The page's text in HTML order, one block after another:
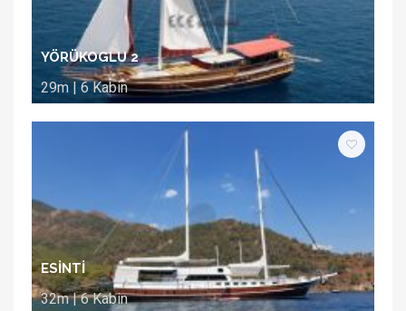
YÖRÜKOGLU 2
29m | 6 Kabin
ESİNTİ
32m | 6 Kabin